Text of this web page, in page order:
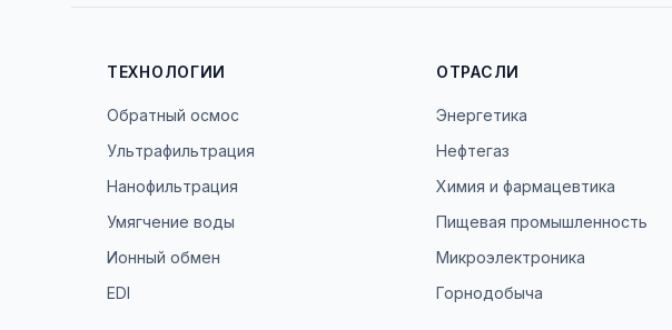
ТЕХНОЛОГИИ
Обратный осмос
Ультрафильтрация
Нанофильтрация
Умягчение воды
Ионный обмен
EDI
ОТРАСЛИ
Энергетика
Нефтегаз
Химия и фармацевтика
Пищевая промышленность
Микроэлектроника
Горнодобыча